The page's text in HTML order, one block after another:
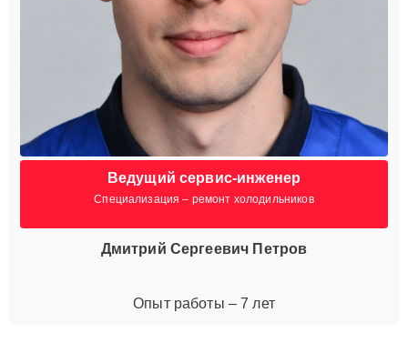
Ведущий сервис-инженер
Специализация – ремонт холодильников
Дмитрий Сергеевич Петров
Опыт работы – 7 лет